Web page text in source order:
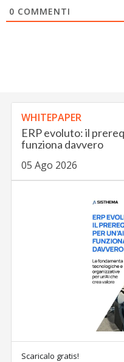
0 COMMENTI
WHITEPAPER
ERP evoluto: il
funziona davvero
05 Ago 2026
Scaricalo gratis!